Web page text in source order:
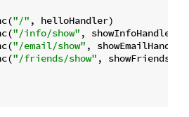
"/" , helloHandler)
"/info/show" , showInfoHandler)
"/email/show" ,
"/friends/show" ,